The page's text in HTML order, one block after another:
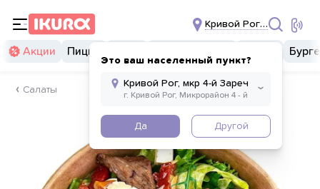
Кривой Рог, мкр 4-й
Это ваш населенный пункт?
Да Другой
Акции Пицца
Салаты